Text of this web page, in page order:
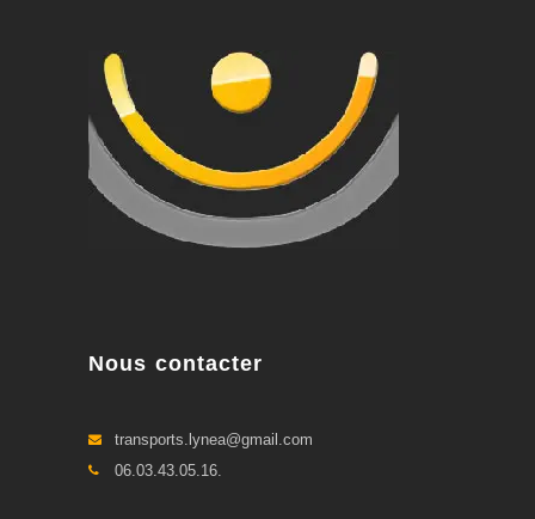
Nous contacter
transports.lynea@gmail.com
06.03.43.05.16.